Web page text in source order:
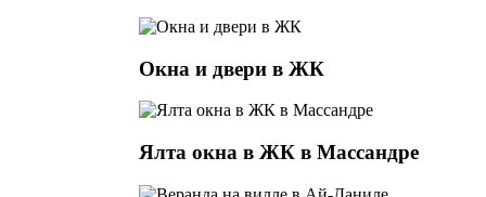
Окна и двери в ЖК
Ялта окна в ЖК в Массандре